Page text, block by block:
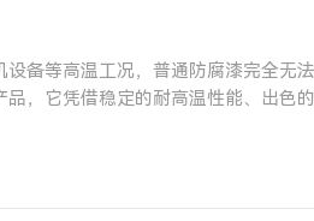
备等高温工况，普通防腐漆完全
，它凭借稳定的耐高温性能、出